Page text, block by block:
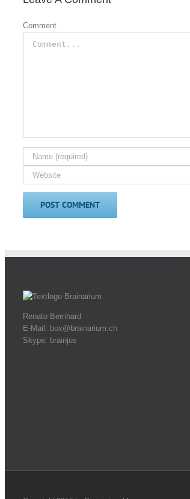
Comment
Renato Bernhard
E-Mail: box@brainarium.ch
Skype: brainjus